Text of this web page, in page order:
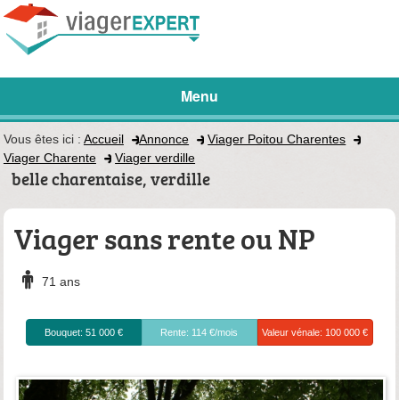
Menu
Vous êtes ici : Accueil Annonce
Viager Poitou Charentes
Viager Charente
Viager verdille
belle charentaise, verdille
Viager sans rente ou NP
71 ans
Bouquet: 51 000 € Rente: 114 €/mois Valeur vénale: 100 000 €